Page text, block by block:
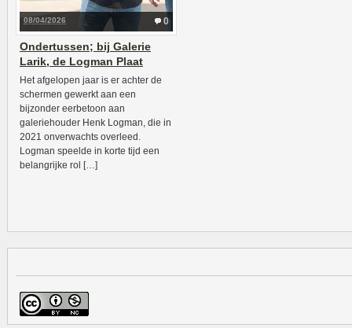
0
08/04/2026
Ondertussen; bij Galerie
Larik, de Logman Plaat
Het afgelopen jaar is er achter de
schermen gewerkt aan een
bijzonder eerbetoon aan
galeriehouder Henk Logman, die in
2021 onverwachts overleed.
Logman speelde in korte tijd een
belangrijke rol […]